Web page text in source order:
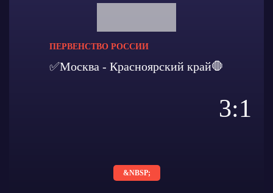
ПЕРВЕНСТВО РОССИИ
✅Москва - Красноярский край🛑
3:1
&NBSP;